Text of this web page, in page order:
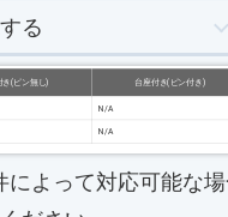
る
き(ピン無し) 台座付き(ピン付き)
N/A
N/A
よって対応可能な